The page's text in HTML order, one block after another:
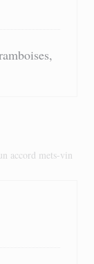
accord mets-vin